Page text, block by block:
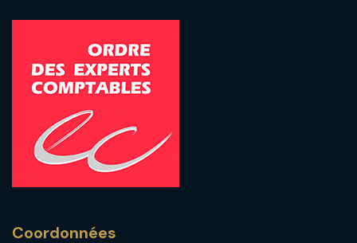
Coordonnées